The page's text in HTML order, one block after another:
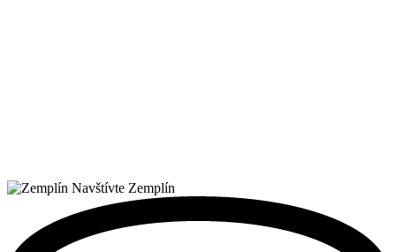
Navštívte Zemplín